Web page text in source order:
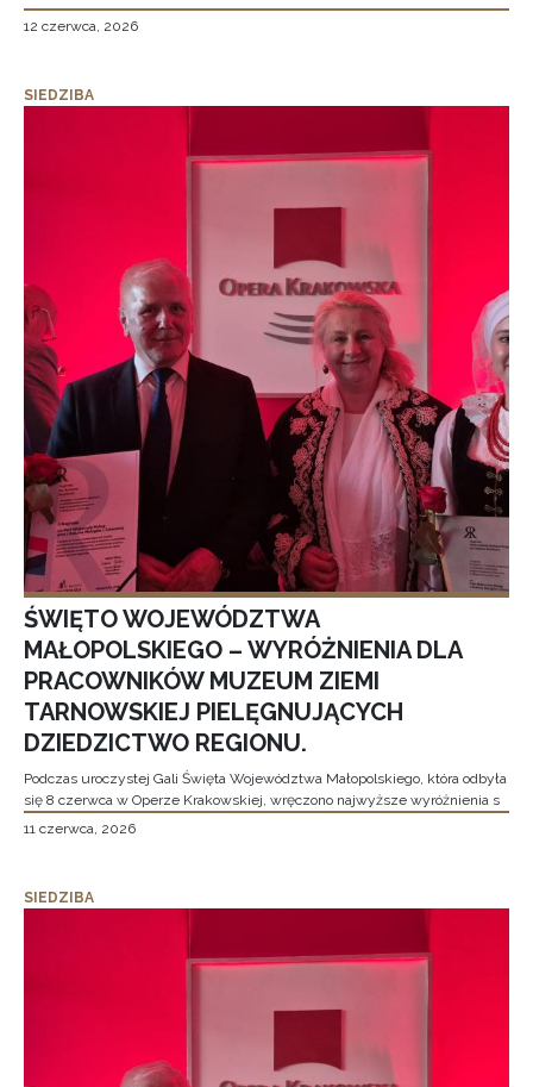
12 czerwca, 2026
SIEDZIBA
ŚWIĘTO WOJEWÓDZTWA
MAŁOPOLSKIEGO – WYRÓŻNIENIA DLA
PRACOWNIKÓW MUZEUM ZIEMI
TARNOWSKIEJ PIELĘGNUJĄCYCH
DZIEDZICTWO REGIONU.
Podczas uroczystej Gali Święta Województwa Małopolskiego, która odbyła
się 8 czerwca w Operze Krakowskiej, wręczono najwyższe wyróżnienia s
11 czerwca, 2026
SIEDZIBA